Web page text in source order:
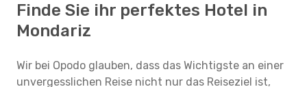
Finde Sie ihr perfektes Hotel in
Mondariz
Wir bei Opodo glauben, dass das Wichtigste an einer
unvergesslichen Reise nicht nur das Reiseziel ist,